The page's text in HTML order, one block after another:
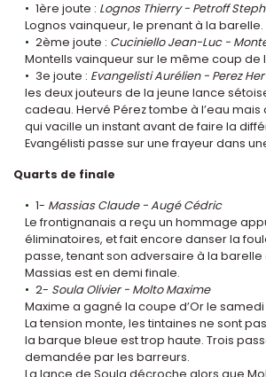
1ère joute : Lognos Thierry - Petroff
Lognos vainqueur, le prenant à la barelle.
2ème joute : Cuciniello Jean-Luc -
Montells vainqueur sur le même coup de
3e joute : Evangelisti Aurélien - Perez
les deux jouteurs de la jeune lance
cadeau. Hervé Pérez tombe à l’eau
qui vacille un instant avant de faire la
Evangélisti passe sur une frayeur dans
Quarts de finale
1- Massias Claude - Augé Cédric
Le frontignanais a reçu un hommage
éliminatoires, et fait encore danser la
passe, tenant son adversaire à la barelle
Massias est en demi finale.
2- Soula Olivier - Molto Maxime
Maxime a gagné la coupe d’Or le
La tension monte, les tintaines ne sont
la barque bleue est trop haute. Trois
demandée par les barreurs.